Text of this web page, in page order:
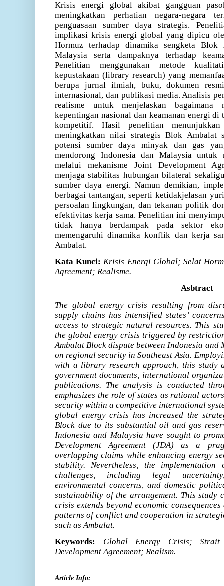
Krisis energi global akibat gangguan
meningkatkan perhatian negara-negara
penguasaan sumber daya strategis.
implikasi krisis energi global yang dipicu
Hormuz terhadap dinamika sengketa Blok
Malaysia serta dampaknya terhadap
Penelitian menggunakan metode
kepustakaan (library research) yang
berupa jurnal ilmiah, buku, dokumen
internasional, dan publikasi media. Analisis
realisme untuk menjelaskan bagaimana
kepentingan nasional dan keamanan energi
kompetitif. Hasil penelitian
meningkatkan nilai strategis Blok Ambalat
potensi sumber daya minyak dan gas
mendorong Indonesia dan Malaysia untuk
melalui mekanisme Joint Development
menjaga stabilitas hubungan bilateral
sumber daya energi. Namun demikian,
berbagai tantangan, seperti ketidakjelasan
persoalan lingkungan, dan tekanan politik
efektivitas kerja sama. Penelitian ini
tidak hanya berdampak pada sektor
memengaruhi dinamika konflik dan kerja
Ambalat.
Kata Kunci: Krisis Energi Global; Selat
Agreement; Realisme.
Asbtract
The global energy crisis resulting from
supply chains has intensified states’
access to strategic natural resources. This
the global energy crisis triggered by
Ambalat Block dispute between Indonesia
on regional security in Southeast Asia.
with a library research approach, this study
government documents, international
publications. The analysis is conducted
emphasizes the role of states as rational
security within a competitive international
global energy crisis has increased the
Block due to its substantial oil and gas
Indonesia and Malaysia have sought to
Development Agreement (JDA) as a
overlapping claims while enhancing energy
stability. Nevertheless, the
challenges, including legal
environmental concerns, and domestic
sustainability of the arrangement. This study
crisis extends beyond economic
patterns of conflict and cooperation in
such as Ambalat.
Keywords:
Global Energy Crisis;
Development Agreement; Realism.
Article Info: